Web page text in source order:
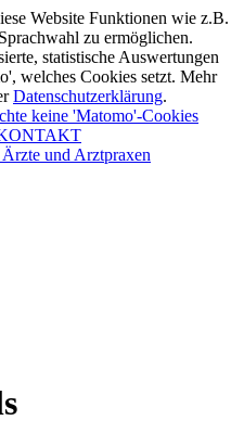
Website Funktionen wie z.B.
zu ermöglichen.
statistische Auswertungen
welches Cookies setzt. Mehr
Datenschutzerklärung.
keine 'Matomo'-Cookies